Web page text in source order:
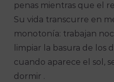
penas mientras que el
Su vida transcurre en
monotonía: trabajan
limpiar la basura de los
cuando aparece el sol,
dormir .